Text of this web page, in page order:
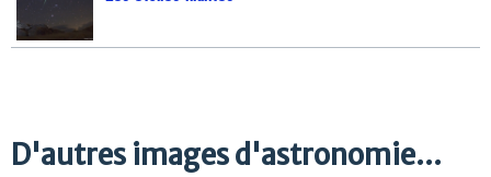
D'autres images d'astronomie...